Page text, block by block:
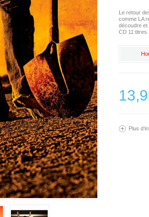
Le retour
comme LA
découdre et
CD 11
Plus